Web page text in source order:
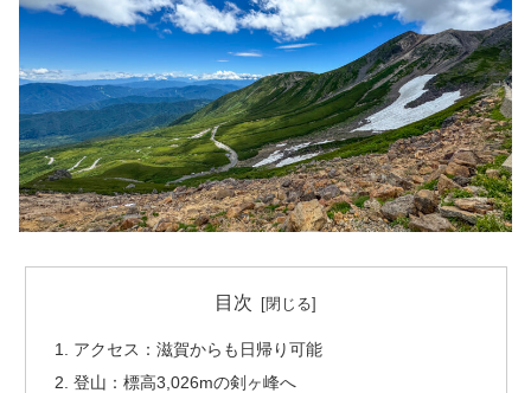
目次
アクセス：滋賀からも日帰り可能
登山：標高3,026mの剣ヶ峰へ